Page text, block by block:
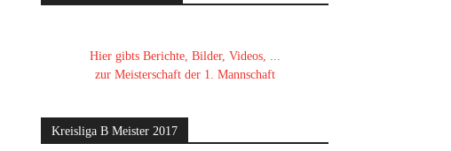
Hier gibts Berichte, Bilder, Videos, ...
zur Meisterschaft der 1. Mannschaft
Kreisliga B Meister 2017